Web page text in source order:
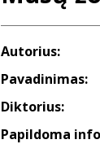
Autorius:
Pavadinimas:
Diktorius:
Papildoma